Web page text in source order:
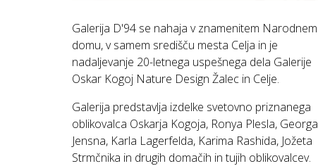
Galerija D'94 se nahaja v znamenitem Narodnem
domu, v samem središču mesta Celja in je
nadaljevanje 20-letnega uspešnega dela Galerije
Oskar Kogoj Nature Design Žalec in Celje.
Galerija predstavlja izdelke svetovno priznanega
oblikovalca Oskarja Kogoja, Ronya Plesla, Georga
Jensna, Karla Lagerfelda, Karima Rashida, Jožeta
Strmčnika in drugih domačih in tujih oblikovalcev.